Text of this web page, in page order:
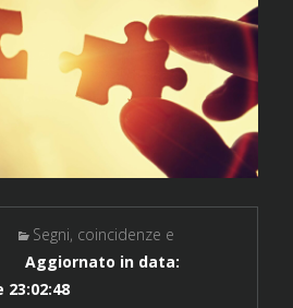
Segni, coincidenze e
Aggiornato in data:
23:02:48